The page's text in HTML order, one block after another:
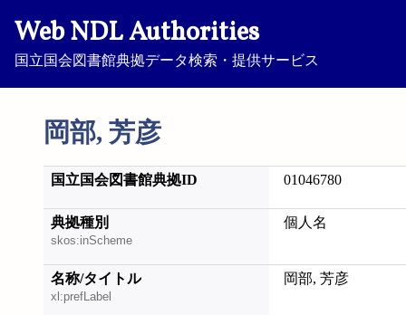
Web NDL Authorities
国立国会図書館典拠データ検索・提供サービス
岡部, 芳彦
国立国会図書館典拠ID 01046780
典拠種別
skos:inScheme
個人名
名称/タイトル
xl:prefLabel
岡部, 芳彦